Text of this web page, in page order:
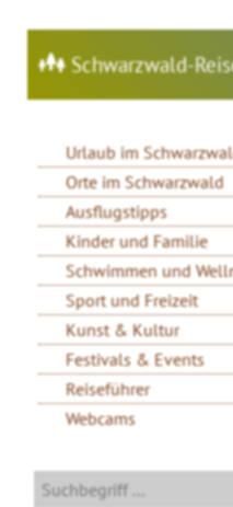
Schwarzwald-
Urlaub im
Orte im Schwarzwald
Ausflugstipps
Kinder und Familie
Schwimmen und
Sport und Freizeit
Kunst & Kultur
Festivals & Events
Reiseführer
Webcams